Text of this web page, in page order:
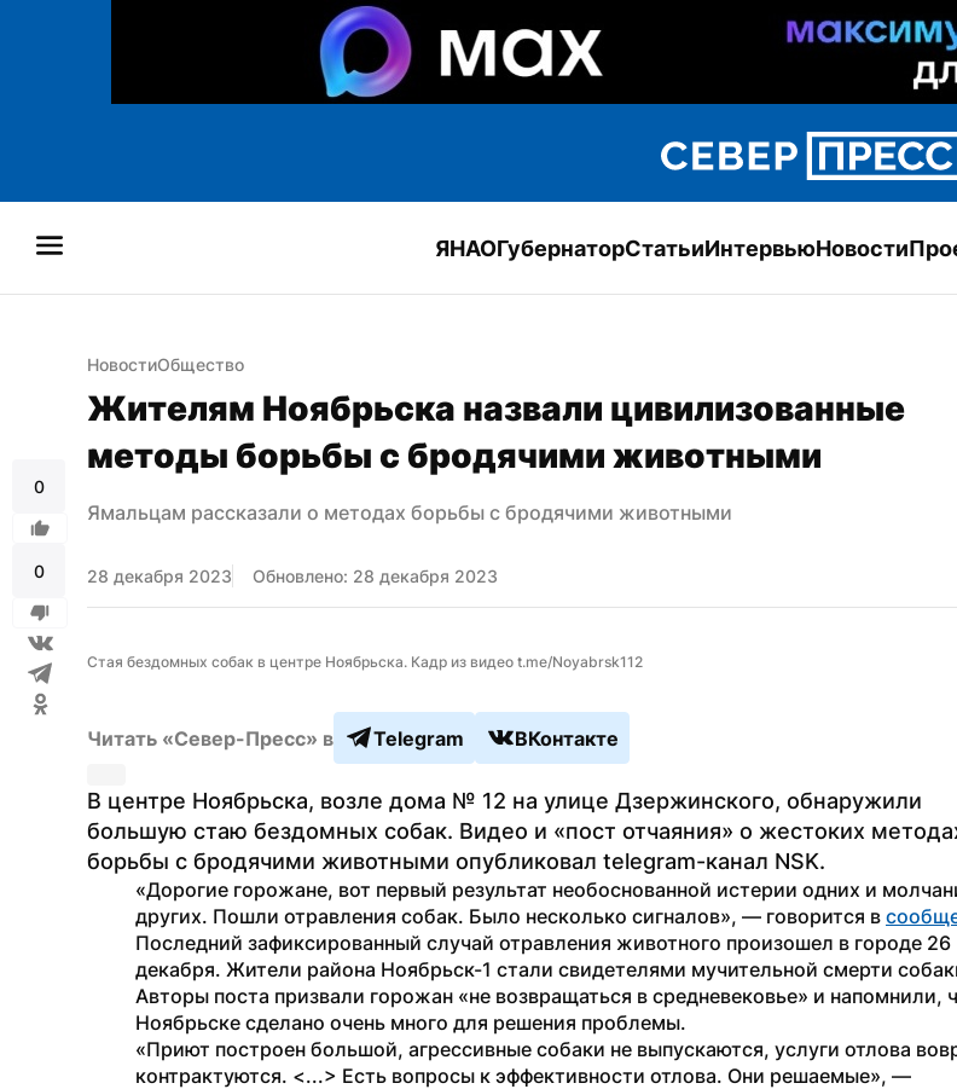
ЯНАОГубернаторСтатьиИнтервьюНовости
0
0
НовостиОбщество
Жителям Ноябрьска назвали цивилизованные
методы борьбы с бродячими животными
Ямальцам рассказали о методах борьбы с бродячими животными
28 декабря 2023 Обновлено: 28 декабря 2023
Стая бездомных собак в центре Ноябрьска. Кадр из видео t.me/Noyabrsk112
Читать «Север-Пресс» в Telegram ВКонтакте
В центре Ноябрьска, возле дома № 12 на улице Дзержинского, обнаружили
большую стаю бездомных собак. Видео и «пост отчаяния» о жестоких
борьбы с бродячими животными опубликовал telegram-канал NSK.
«Дорогие горожане, вот первый результат необоснованной истерии одних и
других. Пошли отравления собак. Было несколько сигналов», — говорится в
Последний зафиксированный случай отравления животного произошел в городе 26
декабря. Жители района Ноябрьск-1 стали свидетелями мучительной смерти
Авторы поста призвали горожан «не возвращаться в средневековье» и напомнили,
Ноябрьске сделано очень много для решения проблемы.
«Приют построен большой, агрессивные собаки не выпускаются, услуги отлова
контрактуются. <...> Есть вопросы к эффективности отлова. Они решаемые», —